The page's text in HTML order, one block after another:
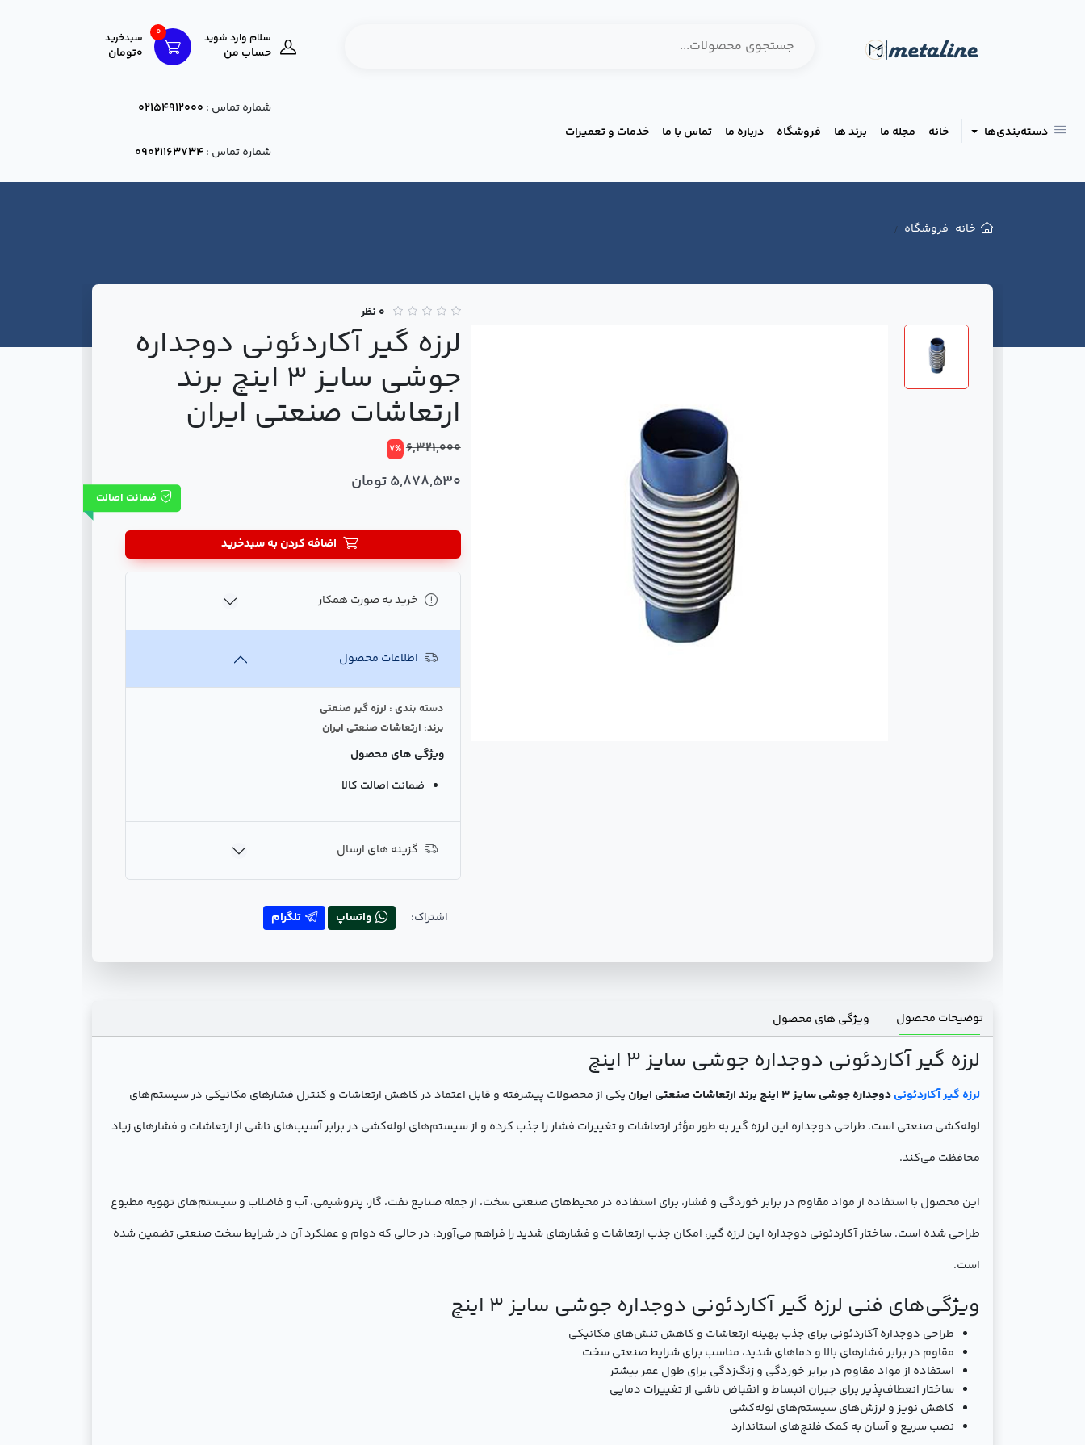
سلام وارد شوید
حساب من
0 سبدخرید
0تومان
دسته‌بندی‌ها خانه مجله ما برند ها فروشگاه درباره ما تماس با ما خدمات و تعمیرات
شماره تماس : 02154912000
شماره تماس :09021163734
خانه فروشگاه
0 نظر
لرزه گیر آکاردئونی دوجداره
جوشی سایز 3 اینچ برند
ارتعاشات صنعتی ایران
6,321,000
7%
5,878,530 تومان
ضمانت اصالت
اضافه کردن به سبدخرید
خرید به صورت همکار
اطلاعات محصول
دسته بندی : لرزه گیر صنعتی
برند: ارتعاشات صنعتی ایران
ویژگی های محصول
ضمانت اصالت کالا
گزینه های ارسال
اشتراک: واتساپ تلگرام
توضیحات محصول ویژگی های محصول
لرزه گیر آکاردئونی دوجداره جوشی سایز 3 اینچ
لرزه گیر آکاردئونیدوجداره جوشی سایز 3 اینچ برند ارتعاشات صنعتی ایران
یکی از محصولات پیشرفته و قابل اعتماد در کاهش ارتعاشات و کنترل فشارهای مکانیکی در سیستم‌های
لوله‌کشی صنعتی است. طراحی دوجداره این لرزه گیر به طور مؤثر ارتعاشات و تغییرات فشار را جذب کرده و از سیستم‌های لوله‌کشی در برابر آسیب‌های ناشی از ارتعاشات و فشارهای زیاد
محافظت می‌کند.
این محصول با استفاده از مواد مقاوم در برابر خوردگی و فشار، برای استفاده در محیط‌های صنعتی سخت، از جمله صنایع نفت، گاز، پتروشیمی، آب و فاضلاب و سیستم‌های تهویه مطبوع
طراحی شده است. ساختار آکاردئونی دوجداره این لرزه گیر، امکان جذب ارتعاشات و فشارهای شدید را فراهم می‌آورد، در حالی که دوام و عملکرد آن در شرایط سخت صنعتی تضمین شده
است.
ویژگی‌های فنی لرزه گیر آکاردئونی دوجداره جوشی سایز 3 اینچ
طراحی دوجداره آکاردئونی برای جذب بهینه ارتعاشات و کاهش تنش‌های مکانیکی
مقاوم در برابر فشارهای بالا و دماهای شدید، مناسب برای شرایط صنعتی سخت
استفاده از مواد مقاوم در برابر خوردگی و زنگ‌زدگی برای طول عمر بیشتر
ساختار انعطاف‌پذیر برای جبران انبساط و انقباض ناشی از تغییرات دمایی
کاهش نویز و لرزش‌های سیستم‌های لوله‌کشی
نصب سریع و آسان به کمک فلنج‌های استاندارد